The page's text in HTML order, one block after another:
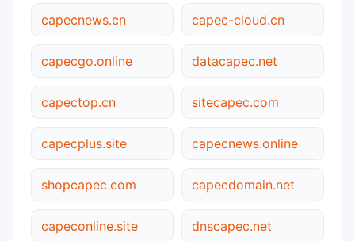
capecnews.cn capec-cloud.cn
capecgo.online datacapec.net
capectop.cn sitecapec.com
capecplus.site capecnews.online
shopcapec.com capecdomain.net
capeconline.site dnscapec.net